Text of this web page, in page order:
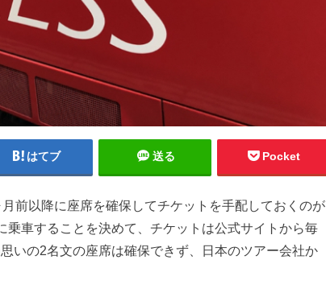
はてブ 送る Pocket
前以降に座席を確保してチケットを手配しておくのが
車することを決めて、チケットは公式サイトから毎
いの2名文の座席は確保できず、日本のツアー会社か